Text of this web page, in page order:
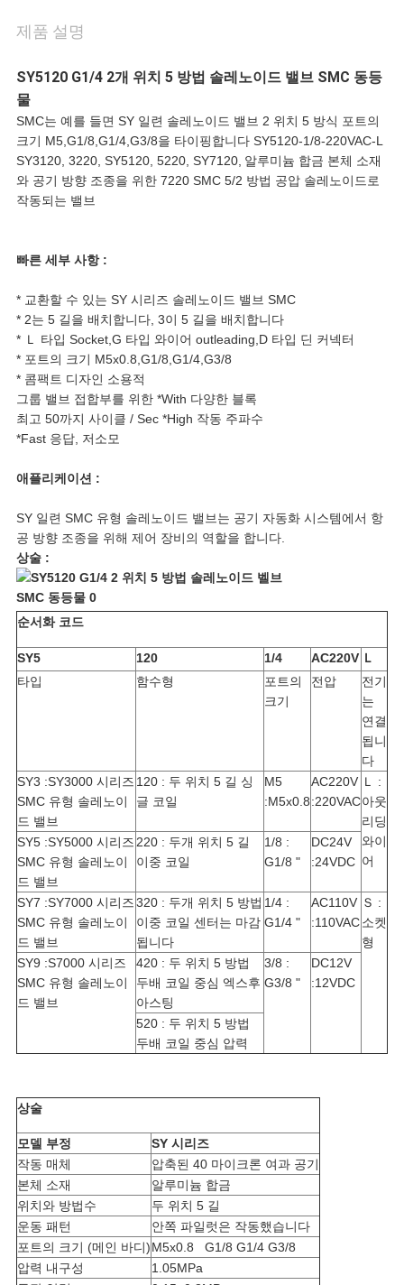
인
용
문
구
하
세
요
사
이
트
맵
정
보
보
호
정
책
제품 설명
SY5120 G1/4 2개 위치 5 방법 솔레노이드 밸브 SMC 동등
물
SMC는 예를 들면 SY 일련 솔레노이드 밸브 2 위치 5 방식 포트의
크기 M5,G1/8,G1/4,G3/8을 타이핑합니다 SY5120-1/8-220VAC-L
SY3120, 3220, SY5120, 5220, SY7120, 알루미늄 합금 본체 소재
와 공기 방향 조종을 위한 7220 SMC 5/2 방법 공압 솔레노이드로
작동되는 밸브
빠른 세부 사항 :
* 교환할 수 있는 SY 시리즈 솔레노이드 밸브 SMC
* 2는 5 길을 배치합니다, 3이 5 길을 배치합니다
* Ｌ 타입 Socket,G 타입 와이어 outleading,D 타입 딘 커넥터
* 포트의 크기 M5x0.8,G1/8,G1/4,G3/8
* 콤팩트 디자인 소용적
그룹 밸브 접합부를 위한 *With 다양한 블록
최고 50까지 사이클 / Sec *High 작동 주파수
*Fast 응답, 저소모
애플리케이션 :
SY 일련 SMC 유형 솔레노이드 밸브는 공기 자동화 시스템에서 항
공 방향 조종을 위해 제어 장비의 역할을 합니다.
상술 :
순서화 코드
SY5 120 1/4 AC220V Ｌ
타입
함수형
포트의
크기
전압
전기
는
연결
됩니
다
SY3 :SY3000 시리즈
SMC 유형 솔레노이
드 밸브
120 : 두 위치 5 길 싱
글 코일
M5
:M5x0.8
AC220V
:220VAC
Ｌ :
아웃
리딩
와이
어
SY5 :SY5000 시리즈
SMC 유형 솔레노이
드 밸브
220 : 두개 위치 5 길
이중 코일
1/8 :
G1/8 "
DC24V
:24VDC
SY7 :SY7000 시리즈
SMC 유형 솔레노이
드 밸브
320 : 두개 위치 5 방법
이중 코일 센터는 마감
됩니다
1/4 :
G1/4 "
AC110V
:110VAC
Ｓ :
소켓
형
SY9 :S7000 시리즈
SMC 유형 솔레노이
드 밸브
420 : 두 위치 5 방법
두배 코일 중심 엑스후
아스팅
3/8 :
G3/8 "
DC12V
:12VDC
520 : 두 위치 5 방법
두배 코일 중심 압력
상술
모델 부정
SY 시리즈
작동 매체
압축된 40 마이크론 여과 공기
본체 소재
알루미늄 합금
위치와 방법수
두 위치 5 길
운동 패턴
안쪽 파일럿은 작동했습니다
포트의 크기 (메인 바디)M5x0.8 G1/8 G1/4 G3/8
압력 내구성
1.05MPa